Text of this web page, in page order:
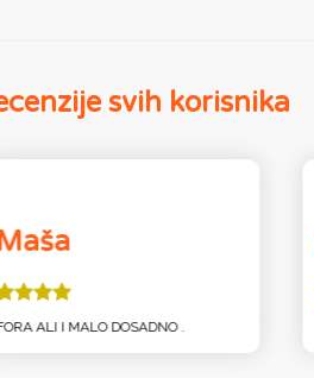
svih korisnika
ALI I MALO DOSADNO .